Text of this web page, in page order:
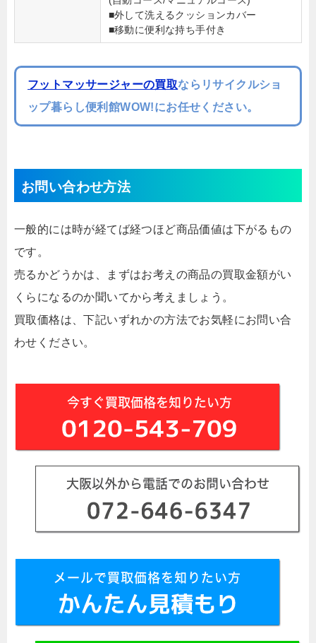
■外して洗えるクッションカバー
■移動に便利な持ち手付き
フットマッサージャーの買取ならリサイクルショ
ップ暮らし便利館WOW!にお任せください。
お問い合わせ方法
一般的には時が経てば経つほど商品価値は下がるもの
です。
売るかどうかは、まずはお考えの商品の買取金額がい
くらになるのか聞いてから考えましょう。
買取価格は、下記いずれかの方法でお気軽にお問い合
わせください。